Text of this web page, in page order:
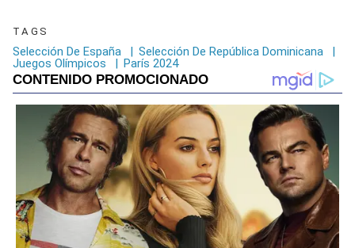
TAGS
Selección De España | Selección De República Dominicana
|
Juegos Olímpicos
| París 2024